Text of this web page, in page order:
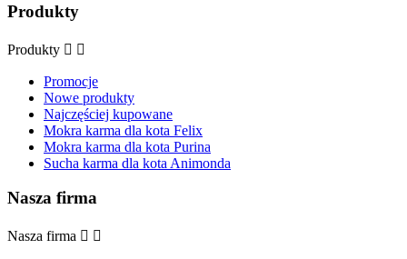
Produkty
Produkty  
Promocje
Nowe produkty
Najczęściej kupowane
Mokra karma dla kota Felix
Mokra karma dla kota Purina
Sucha karma dla kota Animonda
Nasza firma
Nasza firma  